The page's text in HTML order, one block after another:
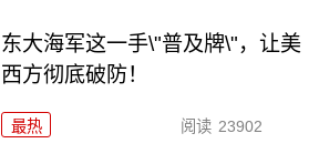
东大海军这一手\"普及牌\"，让美
西方彻底破防！
最热 阅读 23902